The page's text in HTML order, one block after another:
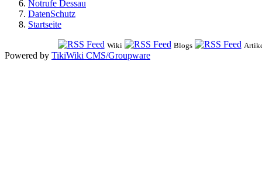
Notrufe Dessau
DatenSchutz
Startseite
Wiki Blogs
Powered by TikiWiki CMS/Groupware